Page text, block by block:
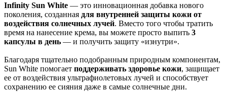
Infinity Sun White — это инновационная добавка нового
поколения, созданная для внутренней защиты кожи от
воздействия солнечных лучей. Вместо того чтобы тратить
время на нанесение крема, вы можете просто выпить 3
капсулы в день — и получить защиту «изнутри».
Благодаря тщательно подобранным природным компонентам,
Sun White помогает поддерживать здоровье кожи, защищает
ее от воздействия ультрафиолетовых лучей и способствует
сохранению ее сияния даже в самые солнечные дни.